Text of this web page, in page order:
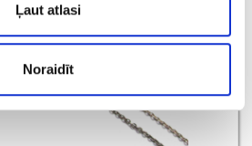
Ļaut atlasi
Noraidīt